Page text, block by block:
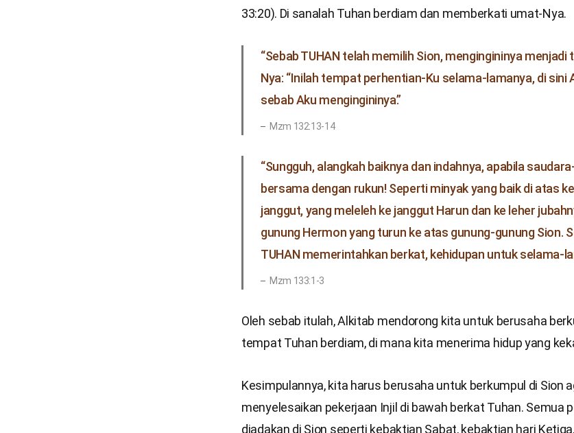
33:20). Di sanalah Tuhan berdiam dan memberkati umat-Nya.
“Sebab TUHAN telah memilih Sion, mengingininya
Nya: “Inilah tempat perhentian-Ku selama-lamanya, di sini
sebab Aku mengingininya.”
Mzm 132:13-14
“Sungguh, alangkah baiknya dan indahnya, apabila
bersama dengan rukun! Seperti minyak yang baik di atas
janggut, yang meleleh ke janggut Harun dan ke leher
gunung Hermon yang turun ke atas gunung-gunung Sion.
TUHAN memerintahkan berkat, kehidupan untuk selama-
Mzm 133:1-3
Oleh sebab itulah, Alkitab mendorong kita untuk berusaha
tempat Tuhan berdiam, di mana kita menerima hidup yang
Kesimpulannya, kita harus berusaha untuk berkumpul di Sion
menyelesaikan pekerjaan Injil di bawah berkat Tuhan. Semua
diadakan di Sion seperti kebaktian Sabat, kebaktian hari